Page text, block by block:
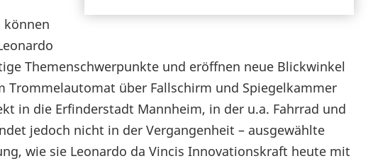
können
Themenschwerpunkte und eröffnen neue Blickwinkel
Trommelautomat über Fallschirm und Spiegelkammer
in die Erfinderstadt Mannheim, in der u.a. Fahrrad und
jedoch nicht in der Vergangenheit – ausgewählte
wie sie Leonardo da Vincis Innovationskraft heute mit